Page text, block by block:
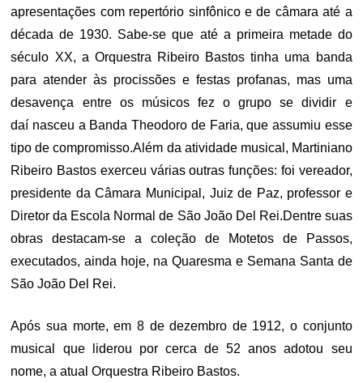
apresentações com repertório sinfônico e de câmara até a
década de 1930. Sabe-se que até a primeira metade do
século XX, a Orquestra Ribeiro Bastos tinha uma banda
para atender às procissões e festas profanas, mas uma
desavença entre os músicos fez o grupo se dividir e
daí nasceu a Banda Theodoro de Faria, que assumiu esse
tipo de compromisso.Além da atividade musical, Martiniano
Ribeiro Bastos exerceu várias outras funções: foi vereador,
presidente da Câmara Municipal, Juiz de Paz, professor e
Diretor da Escola Normal de São João Del Rei.Dentre suas
obras destacam-se a coleção de Motetos de Passos,
executados, ainda hoje, na Quaresma e Semana Santa de
São João Del Rei.
Após sua morte, em 8 de dezembro de 1912, o conjunto
musical que liderou por cerca de 52 anos adotou seu
nome, a atual Orquestra Ribeiro Bastos.